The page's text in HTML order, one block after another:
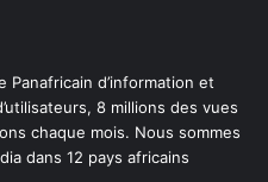
d’information et
8 millions des vues
chaque mois. Nous sommes
dans 12 pays africains